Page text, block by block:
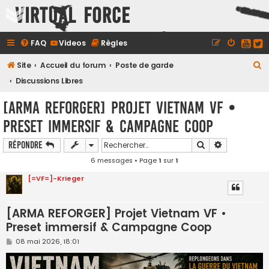
Virtual Force
FAQ Videos Règles
Site Accueil du forum
Poste de garde
Discussions Libres
[ARMA REFORGER] Projet Vietnam VF •
Preset immersif & Campagne Coop
Répondre Rechercher
6 messages • Page1 sur1
[=VF=]-Krieger
[ARMA REFORGER] Projet Vietnam VF •
Preset immersif & Campagne Coop
M
s
s
08 mai 2026, 18:01